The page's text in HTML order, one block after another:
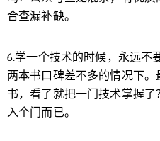
合查漏补缺。
6.学一个技术的时候，永远不
两本书口碑差不多的情况下
书，看了就把一门技术掌握
入个门而已。
了？想啥呢？绝大部分都
要好奇问同事薪资。问就
问别人多少钱干啥？想带
时候面试官问期望薪资，
么打马虎回答一下，要么
搞技术，也抬头看看自己